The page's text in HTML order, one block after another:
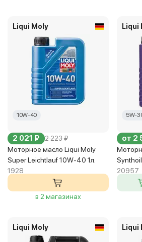
Liqui Moly
10W-40
2 021 ₽ 2 223 ₽
Моторное масло Liqui Moly
Super Leichtlauf 10W-40 1л.
1928
в 2 магазинах
Liqui
5W-
от 2
20957
Liqui Moly Liqui